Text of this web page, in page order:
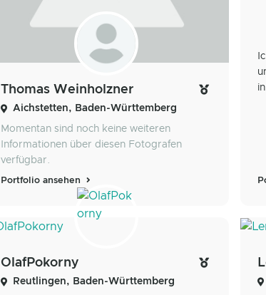
Thomas Weinholzner
Aichstetten, Baden-Württemberg
Momentan sind noch keine weiteren
Informationen über diesen Fotografen
verfügbar.
Portfolio ansehen
OlafPokorny
Reutlingen, Baden-Württemberg